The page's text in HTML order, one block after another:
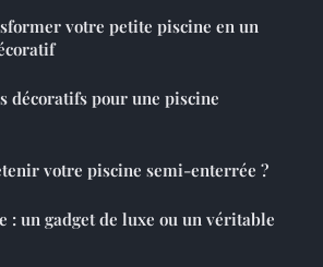
votre petite piscine en un
décoratifs pour une piscine
votre piscine semi-enterrée ?
: un gadget de luxe ou un véritable